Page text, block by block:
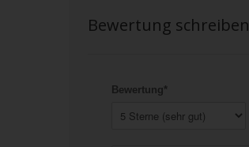
Bewertung schreiben
Bewertung*